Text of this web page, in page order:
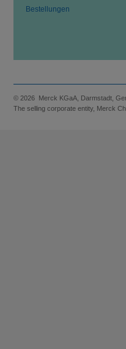
Bestellungen
© 2026 Merck KGaA, Darmstadt,
The selling corporate entity, Merck